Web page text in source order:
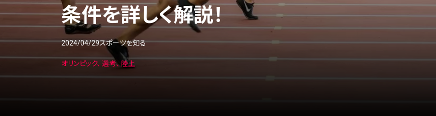
条件を詳しく解説！
2024/04/29スポーツを知る
オリンピック 選考 陸上